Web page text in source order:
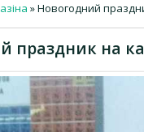
» Новогодний
праздник на